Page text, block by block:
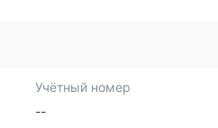
Учётный номер
--